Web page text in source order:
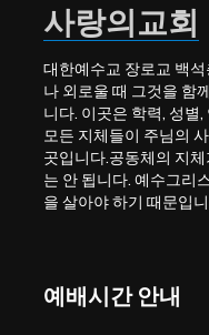
사랑의교회
대한예수교 장로교 백
나 외로울 때 그것을 함
니다. 이곳은 학력, 성별
모든 지체들이 주님의
곳입니다.공동체의 지
는 안 됩니다. 예수그리
을 살아야 하기 때문입
예배시간 안내